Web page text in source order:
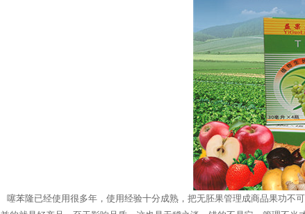
噻苯隆已经使用很多年，使用经验十分成熟，把无胚果管理成商品果功不